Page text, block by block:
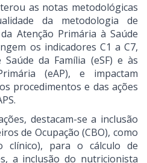
as notas metodológicas
da metodologia de
Atenção Primária à Saúde
os indicadores C1 a C7,
da Família (eSF) e às
(eAP), e impactam
procedimentos e das ações
destacam-se a inclusão
de Ocupação (CBO), como
clínico), para o cálculo de
a inclusão do nutricionista